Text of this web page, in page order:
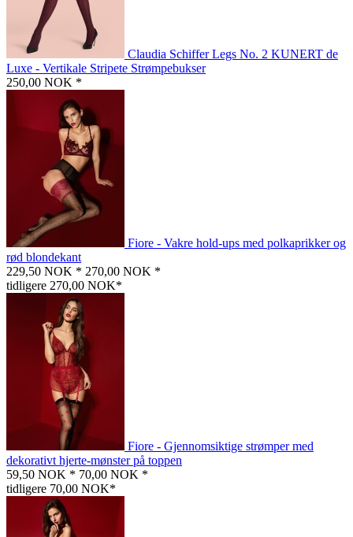
Claudia Schiffer Legs No. 2 KUNERT de
Luxe - Vertikale Stripete Strømpebukser
250,00 NOK *
Fiore - Vakre hold-ups med polkaprikker og
rød blondekant
229,50 NOK * 270,00 NOK *
tidligere 270,00 NOK*
Fiore - Gjennomsiktige strømper med
dekorativt hjerte-mønster på toppen
59,50 NOK * 70,00 NOK *
tidligere 70,00 NOK*